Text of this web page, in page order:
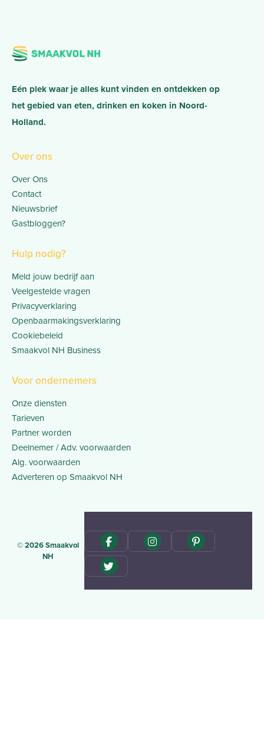
Eén plek waar je alles kunt vinden en ontdekken op
het gebied van eten, drinken en koken in Noord-
Holland.
Over ons
Over Ons
Contact
Nieuwsbrief
Gastbloggen?
Hulp nodig?
Meld jouw bedrijf aan
Veelgestelde vragen
Privacyverklaring
Openbaarmakingsverklaring
Cookiebeleid
Smaakvol NH Business
Voor ondernemers
Onze diensten
Tarieven
Partner worden
Deelnemer / Adv. voorwaarden
Alg. voorwaarden
Adverteren op Smaakvol NH
© 2026 Smaakvol
NH